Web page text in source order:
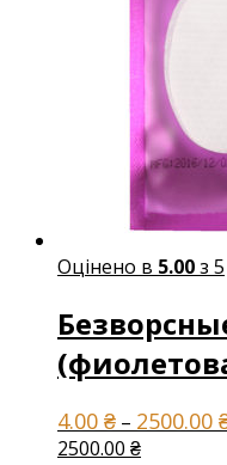
Оцінено в 5.00з 5
4.00 ₴ – 2500.00
2500.00 ₴